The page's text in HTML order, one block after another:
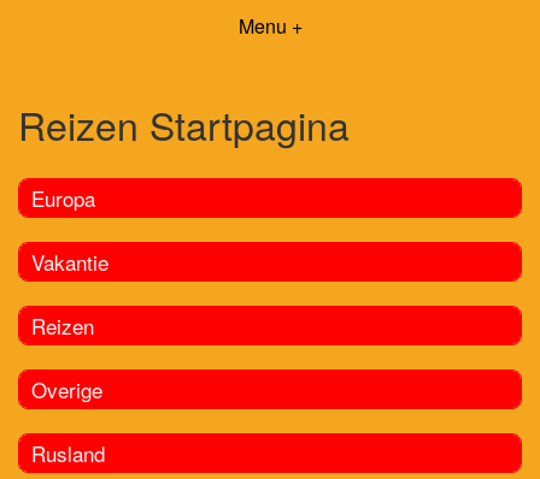
Menu +
Reizen Startpagina
Europa
Vakantie
Reizen
Overige
Rusland